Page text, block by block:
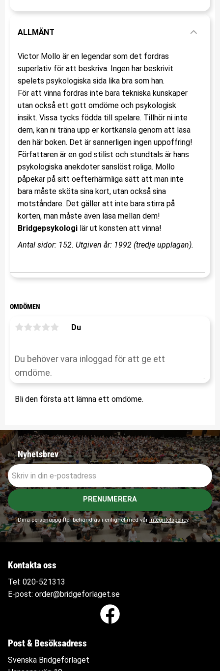
ALLMÄNT
Victor Mollo är en legendar som det fordras
superlativ för att beskriva. Ingen har beskrivit
spelets psykologiska sida lika bra som han.
För att vinna fordras inte bara tekniska kunskaper
utan också ett gott omdöme och psykologisk
insikt. Vissa tycks födda till spelare. Tillhör ni inte
dem, kan ni träna upp er kortkänsla genom att läsa
den här boken. Det är sannerligen ingen uppoffring!
Författaren är en god stilist och stundtals är hans
psykologiska anekdoter sanslöst roliga. Mollo
påpekar på sitt oefterhärmliga sätt att man inte
bara måste sköta sina kort, utan också sina
motståndare. Det gäller att inte bara stirra på
korten, man måste även läsa mellan dem!
Bridgepsykologi lär ut konsten att vinna!
Antal sidor: 152. Utgiven år: 1992 (tredje upplagan).
OMDÖMEN
Du
Bli den första att lämna ett omdöme.
Nyhetsbrev
PRENUMERERA
Dina personuppgifter behandlas i enlighet med vår integritetspolicy.
Kontakta oss
Tel: 020-521313
E-post: order@bridgeforlaget.se
Post & Besöksadress
Svenska Bridgeförlaget